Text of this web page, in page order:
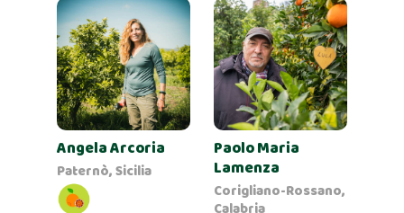
Angela Arcoria
Paternò, Sicilia
Paolo Maria
Lamenza
Corigliano-Rossano,